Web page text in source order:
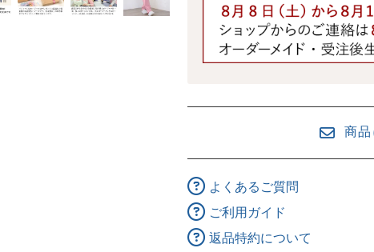
商
よくあるご質問
ご利用ガイド
返品特約について